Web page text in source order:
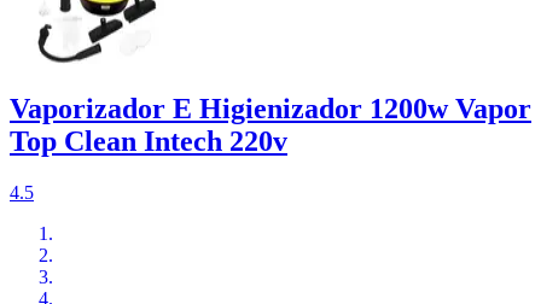
Vaporizador E Higienizador 1200w Vapor
Top Clean Intech 220v
4.5